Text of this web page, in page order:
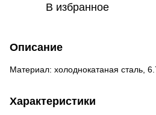
В избранное
Описание
Материал: холоднокатаная сталь,
Характеристики